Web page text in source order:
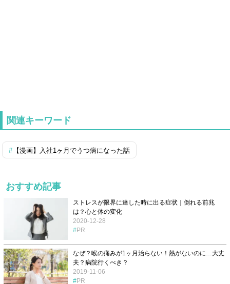
関連キーワード
【漫画】入社1ヶ月でうつ病になった話
おすすめ記事
ストレスが限界に達した時に出る症状｜倒れる前兆
は？心と体の変化
2020-12-28
PR
なぜ？喉の痛みが1ヶ月治らない！熱がないのに…大丈
夫？病院行くべき？
2019-11-06
PR